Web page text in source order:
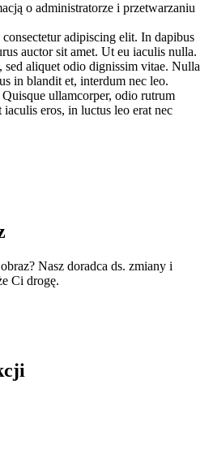
o administratorze i przetwarzaniu
adipiscing elit. In dapibus
auctor sit amet. Ut eu iaculis nulla.
aliquet odio dignissim vitae. Nulla
in blandit et, interdum nec leo.
ullamcorper, odio rutrum
eros, in luctus leo erat nec
Nasz doradca ds. zmiany i
Ci drogę.